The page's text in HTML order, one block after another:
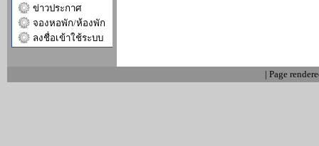
ข่าวประกาศ
จองหอพัก/ห้องพัก
ลงชื่อเข้าใช้ระบบ
| Page